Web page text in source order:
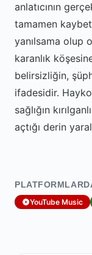
anlatıcının
tamamen
yanılsama olup
karanlık
belirsizliğin,
ifadesidir.
sağlığın
açtığı derin
YouTube Music